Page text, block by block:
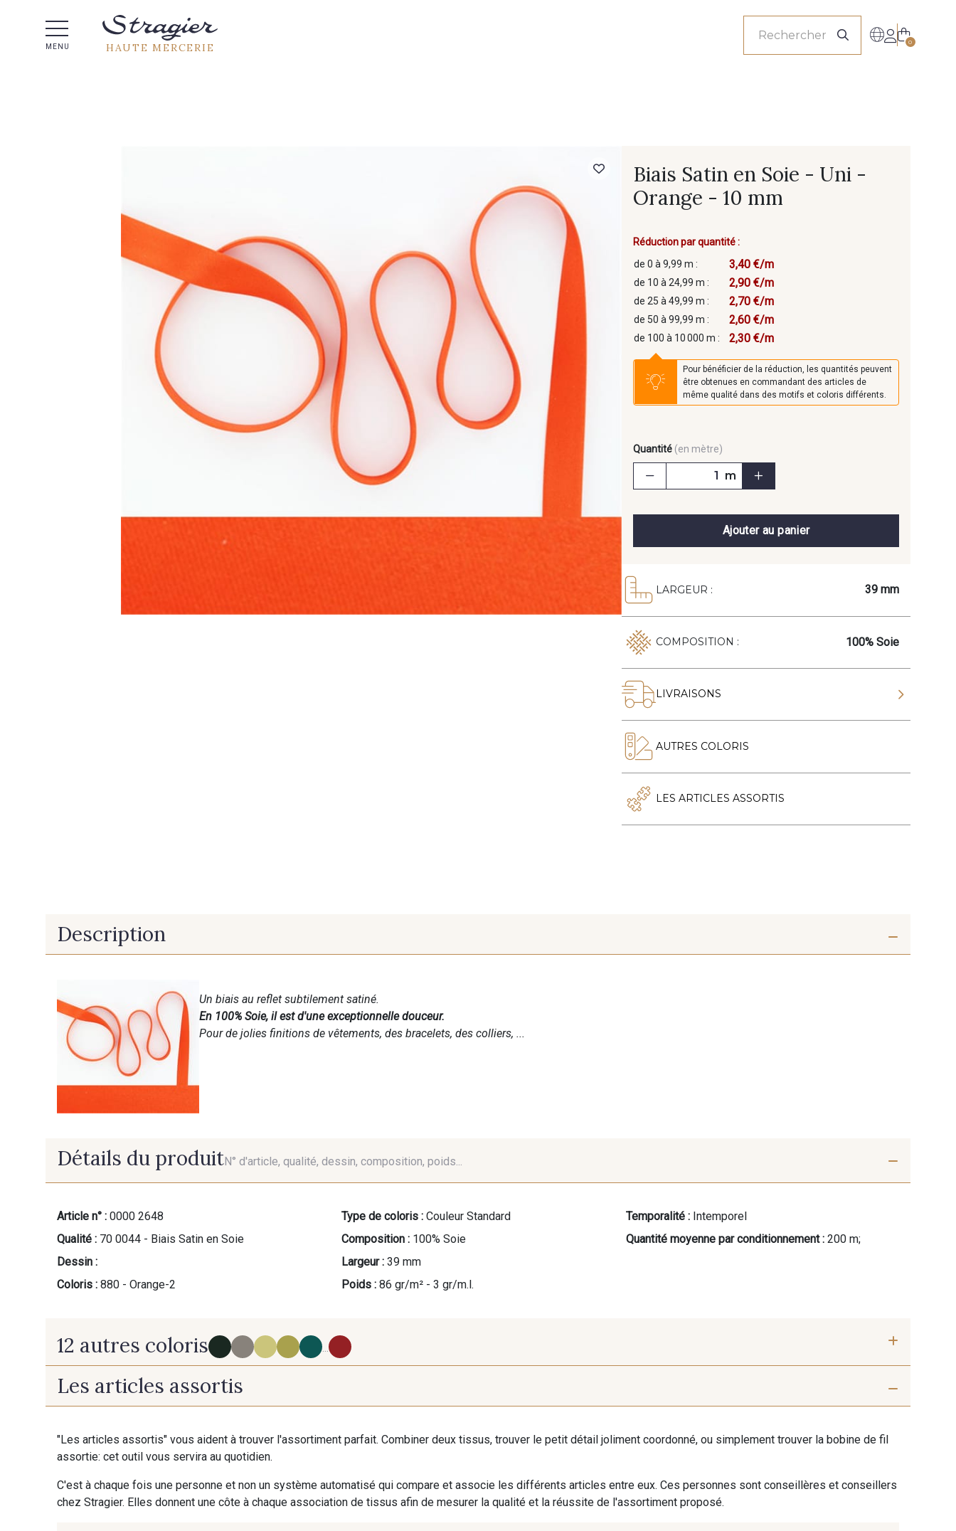
MENU HAUTE MERCERIE 0
Biais Satin en Soie - Uni -
Orange - 10 mm
Réduction par quantité :
de 0 à 9,99 m :
3,40 €/m
de 10 à 24,99 m : 2,90 €/m
de 25 à 49,99 m : 2,70 €/m
de 50 à 99,99 m : 2,60 €/m
de 100 à 10 000 m : 2,30 €/m
Pour bénéficier de la réduction, les quantités peuvent
être obtenues en commandant des articles de
même qualité dans des motifs et coloris différents.
Quantité (en mètre)
m
Ajouter au panier
LARGEUR : 39 mm
COMPOSITION : 100% Soie
LIVRAISONS
AUTRES COLORIS
LES ARTICLES ASSORTIS
Description
Un biais au reflet subtilement satiné.
En 100% Soie, il est d'une exceptionnelle douceur.
Pour de jolies finitions de vêtements, des bracelets, des colliers, ...
Détails du produitN° d'article, qualité, dessin, composition, poids...
Article n° : 0000 2648
Qualité : 70 0044 - Biais Satin en Soie
Dessin :
Coloris : 880 - Orange-2
Type de coloris : Couleur Standard
Composition : 100% Soie
Largeur : 39 mm
Poids : 86 gr/m² - 3 gr/m.l.
Temporalité : Intemporel
Quantité moyenne par conditionnement : 200 m;
12 autres coloris
280 - Black-2 230 - Cobble-2
370 - Peony-2 Nat - Natural-2 630 - Silver-2 260 - Praline-2 250 - Nut-2 270 - Aubergine-2
Les articles assortis
"Les articles assortis" vous aident à trouver l'assortiment parfait. Combiner deux tissus, trouver le petit détail joliment coordonné, ou simplement trouver la bobine de fil
assortie: cet outil vous servira au quotidien.
C'est à chaque fois une personne et non un système automatisé qui compare et associe les différents articles entre eux. Ces personnes sont conseillères et conseillers
chez Stragier. Elles donnent une côte à chaque association de tissus afin de mesurer la qualité et la réussite de l'assortiment proposé.